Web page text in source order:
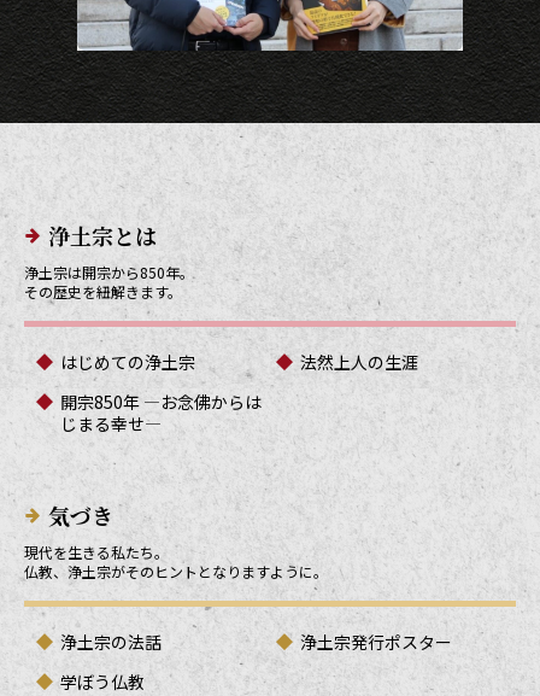
メインメニューリンク
浄土宗とは
浄土宗は開宗から850年。
その歴史を紐解きます。
はじめての浄土宗
法然上人の生涯
開宗850年 ―お念佛からは
じまる幸せ―
気づき
現代を生きる私たち。
仏教、浄土宗がそのヒントとなりますように。
浄土宗の法話
浄土宗発行ポスター
学ぼう仏教